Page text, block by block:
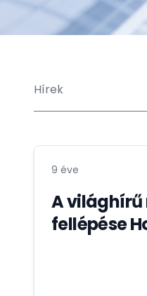
Hírek
9 éve
A világhírű
fellépése